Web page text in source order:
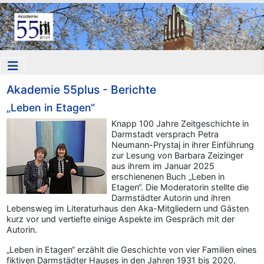
Akademie 55plus - Berichte
„Leben in Etagen“
Knapp 100 Jahre Zeitgeschichte in
Darmstadt versprach Petra
Neumann-Prystaj in ihrer Einführung
zur Lesung von Barbara Zeizinger
aus ihrem im Januar 2025
erschienenen Buch „Leben in
Etagen“. Die Moderatorin stellte die
Darmstädter Autorin und ihren
Lebensweg im Literaturhaus den Aka-Mitgliedern und Gästen
kurz vor und vertiefte einige Aspekte im Gespräch mit der
Autorin.
„Leben in Etagen“ erzählt die Geschichte von vier Familien eines
fiktiven Darmstädter Hauses in den Jahren 1931 bis 2020,